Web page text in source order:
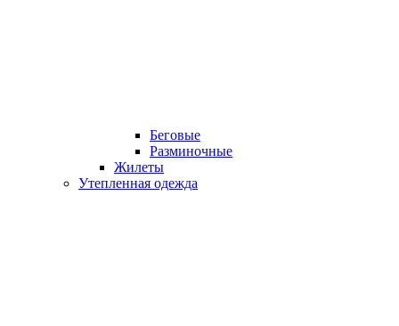
Беговые
Разминочные
Жилеты
Утепленная одежда